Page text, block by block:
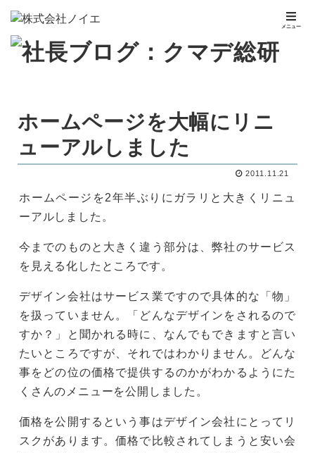
メニュー
ホームページを大幅にリニ
ューアルしました
2011.11.21
ホームページを2年半ぶりにガラリと大きくリニュ
ーアルしました。
今までのものと大きく違う部分は、弊社のサービス
を見える化したところです。
デザイン会社はサービス業ですので具体的な「物」
を扱っていません。「どんなデザインをされるので
すか？」と聞かれる時に、なんでもできますと言い
たいところですが、それではわかりません。どんな
事をどの位の価格で提供するのかがわかるようにた
くさんのメニューを公開しました。
価格を公開するという事はデザイン会社にとってリ
スクがあります。価格で比較されてしまうと安い会